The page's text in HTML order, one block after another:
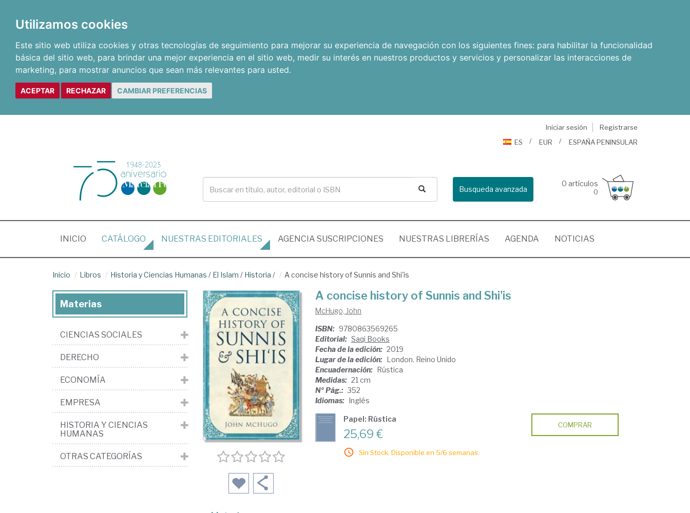
Utilizamos cookies
Este sitio web utiliza cookies y otras tecnologías de seguimiento para mejorar su experiencia de navegación con los siguientes fines: para habilitar la funcionalidad
básica del sitio web, para brindar una mejor experiencia en el sitio web, medir su interés en nuestros productos y servicios y personalizar las interacciones de
marketing, para mostrar anuncios que sean más relevantes para usted.
ACEPTAR RECHAZAR CAMBIAR PREFERENCIAS
Iniciar sesión
Registrarse
ES
EUR ESPAÑA PENINSULAR
Busqueda avanzada
0 artículos
0
INICIO (CURRENT)
CATÁLOGO NUESTRAS EDITORIALES AGENCIA SUSCRIPCIONES NUESTRAS LIBRERÍAS AGENDA NOTICIAS
Inicio Libros Historia y Ciencias Humanas / El Islam / Historia / A concise history of Sunnis and Shi'is
A concise history of Sunnis and Shi'is
McHugo, John
ISBN: 9780863569265
Editorial: Saqi Books
Fecha de la edición: 2019
Lugar de la edición: London. Reino Unido
Encuadernación: Rústica
Medidas: 21 cm
Nº Pág.: 352
Idiomas: Inglés
Papel: Rústica
25,69 €
Sin Stock. Disponible en 5/6 semanas.
COMPRAR
Materias
CIENCIAS SOCIALES
DERECHO
ECONOMÍA
EMPRESA
HISTORIA Y CIENCIAS
HUMANAS
OTRAS CATEGORÍAS